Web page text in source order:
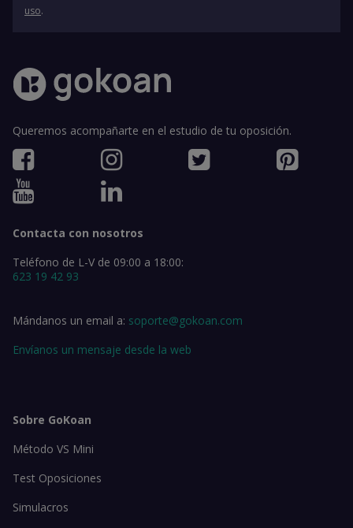
uso.
Queremos acompañarte en el estudio de tu oposición.
Contacta con nosotros
Teléfono de L-V de 09:00 a 18:00:
623 19 42 93
Mándanos un email a: soporte@gokoan.com
Envíanos un mensaje desde la web
Sobre GoKoan
Método VS Mini
Test Oposiciones
Simulacros